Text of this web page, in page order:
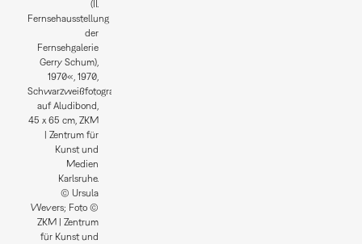
(II.
Fernsehausstellung
der
Fernsehgalerie
Gerry Schum),
1970«, 1970,
Schwarzweißfotografie
auf Aludibond,
45 x 65 cm, ZKM
| Zentrum für
Kunst und
Medien
Karlsruhe.
© Ursula
Wevers; Foto ©
ZKM | Zentrum
für Kunst und